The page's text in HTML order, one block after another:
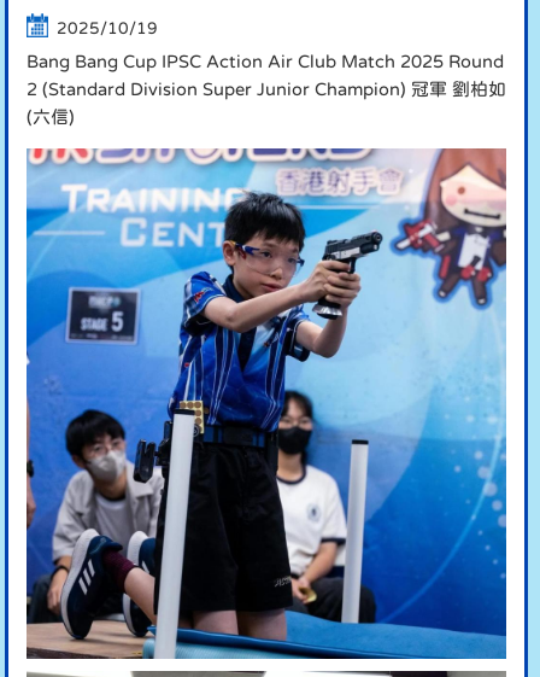
2025/10/19
Bang Bang Cup IPSC Action Air Club Match 2025 Round
2 (Standard Division Super Junior Champion) 冠軍 劉柏如
(六信)